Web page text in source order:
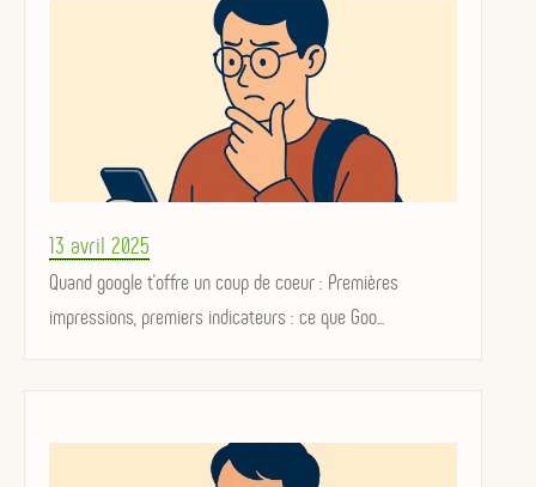
Posted
on
13 avril 2025
Quand google t'offre un coup de coeur : Premières
impressions, premiers indicateurs : ce que Goo...